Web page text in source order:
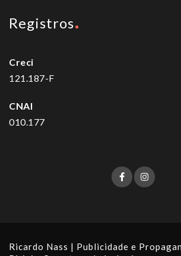
Registros
Creci
121.187-F
CNAI
010.177
Ricardo Nass | Publicidade e